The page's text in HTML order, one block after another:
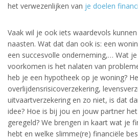
het verwezenlijken van je doelen
Vaak wil je ook iets waardevols
naasten. Wat dat dan ook is: een
een succesvolle onderneming,… Wat
voorkomen is het nalaten van
heb je een hypotheek op je woning?
overlijdensrisicoverzekering,
uitvaartverzekering en zo niet, is dat
idee? Hoe is bij jou en jouw partner het
geregeld? We brengen in kaart wat je
hebt en welke slimme(re) financiële